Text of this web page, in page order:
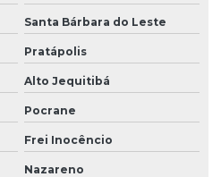
Santa Bárbara do Leste
Pratápolis
Alto Jequitibá
Pocrane
Frei Inocêncio
Nazareno